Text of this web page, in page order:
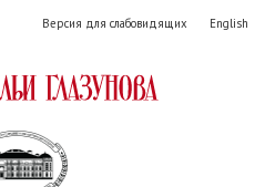
Версия для слабовидящих English